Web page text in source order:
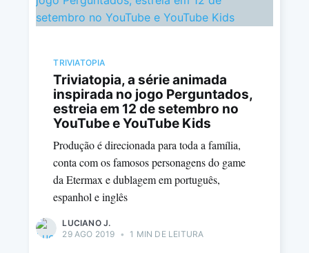
TRIVIATOPIA
Triviatopia, a série animada
inspirada no jogo Perguntados,
estreia em 12 de setembro no
YouTube e YouTube Kids
Produção é direcionada para toda a família,
conta com os famosos personagens do game
da Etermax e dublagem em português,
espanhol e inglês
LUCIANO J.
29 AGO 2019 • 1 MIN DE LEITURA